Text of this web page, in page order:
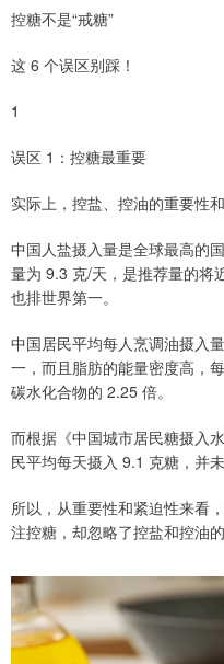
控糖不是“戒糖”
这 6 个误区别踩！
1
误区 1：控糖最重要
实际上，控盐、控油的重要性
中国人盐摄入量是全球最高的
量为 9.3 克/天，是推荐量的将
也排世界第一。
中国居民平均每人烹调油摄入
一，而且脂肪的能量密度高，
碳水化合物的 2.25 倍。
而根据《中国城市居民糖摄入
民平均每天摄入 9.1 克糖，并未
所以，从重要性和紧迫性来看
注控糖，却忽略了控盐和控油的